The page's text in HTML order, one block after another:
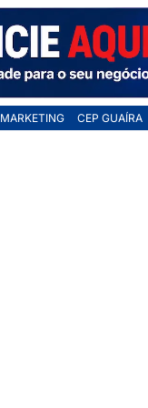
MARKETING CEP GUAÍRA